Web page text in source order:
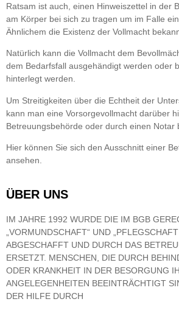
Ratsam ist auch, einen Hinweiszettel in der
am Körper bei sich zu tragen um im Falle
Ähnlichem die Existenz der Vollmacht
Natürlich kann die Vollmacht dem
dem Bedarfsfall ausgehändigt werden oder
hinterlegt werden.
Um Streitigkeiten über die Echtheit der
kann man eine Vorsorgevollmacht darüber
Betreuungsbehörde oder durch einen Notar
Hier können Sie sich den Ausschnitt einer
ansehen.
ÜBER UNS
IM JAHRE 1992 WURDE DIE IM BGB
„VORMUNDSCHAFT“ UND
ABGESCHAFFT UND DURCH DAS
ERSETZT. MENSCHEN, DIE DURCH
ODER KRANKHEIT IN DER BESORGUNG
ANGELEGENHEITEN BEEINTRÄCHTIGT
DER HILFE DURCH